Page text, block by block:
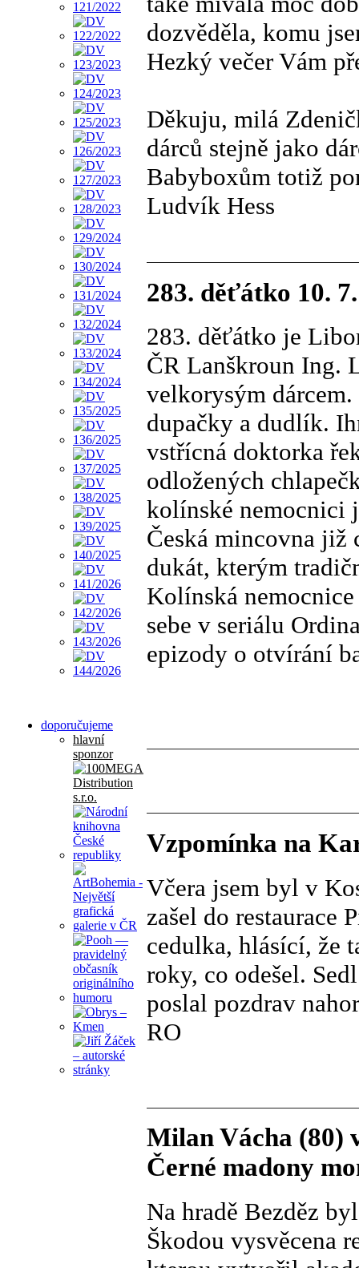
doporučujeme
hlavní
sponzor
dozvěděla, komu
Hezký večer Vám
Děkuju, milá
dárců stejně jako
Babyboxům totiž
Ludvík Hess
283. děťátko 10.
283. děťátko je
ČR Lanškroun Ing.
velkorysým
dupačky a dudlík.
vstřícná doktorka
odložených
kolínské nemocnici
Česká mincovna již
dukát, kterým
Kolínská
sebe v seriálu
epizody o otvírání
Vzpomínka na
Včera jsem byl v
zašel do restaurace
cedulka, hlásící, že
roky, co odešel.
poslal pozdrav
RO
Milan Vácha (80)
Černé madony
Na hradě Bezděz
Škodou vysvěcena